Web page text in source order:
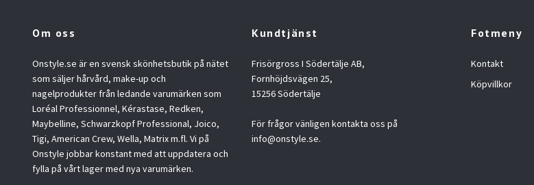
Om oss
Onstyle.se är en svensk skönhetsbutik på nätet
som säljer hårvård, make-up och
nagelprodukter från ledande varumärken som
Loréal Professionnel, Kérastase, Redken,
Maybelline, Schwarzkopf Professional, Joico,
Tigi, American Crew, Wella, Matrix m.fl. Vi på
Onstyle jobbar konstant med att uppdatera och
fylla på vårt lager med nya varumärken.
Kundtjänst
Frisörgross I Södertälje AB,
Fornhöjdsvägen 25,
15256 Södertälje
För frågor vänligen kontakta oss på
info@onstyle.se.
Fotmeny
Kontakt
Köpvillkor